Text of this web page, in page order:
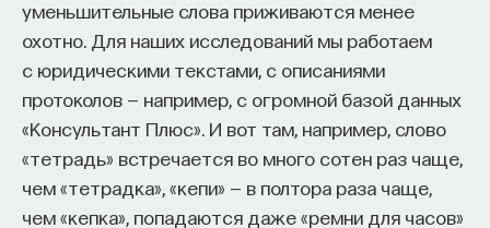
уменьшительные слова приживаются менее
охотно. Для наших исследований мы работаем
с юридическими текстами, с описаниями
протоколов — например, с огромной базой данных
«Консультант Плюс». И вот там, например, слово
«тетрадь» встречается во много сотен раз чаще,
чем «тетрадка», «кепи» — в полтора раза чаще,
чем «кепка», попадаются даже «ремни для часов»
и таким образом сложились представления
о Зевсе, об олимпийской семье и так далее. Это
представление тоже довольно
распространенное, представление, которое
иногда считают материалистическим, потому что
оно говорит нам о том, что есть некая
реальность. Просто она очень далеко уходит
корнями в глубокую древность, когда никаких